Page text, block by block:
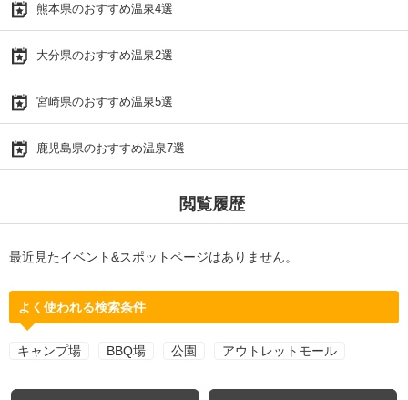
熊本県のおすすめ温泉4選
大分県のおすすめ温泉2選
宮崎県のおすすめ温泉5選
鹿児島県のおすすめ温泉7選
閲覧履歴
最近見たイベント&スポットページはありません。
よく使われる検索条件
キャンプ場 BBQ場 公園 アウトレットモール